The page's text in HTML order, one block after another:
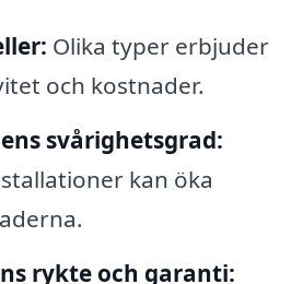
Olika typer erbjuder
och kostnader.
svårighetsgrad:
kan öka
rykte och garanti: